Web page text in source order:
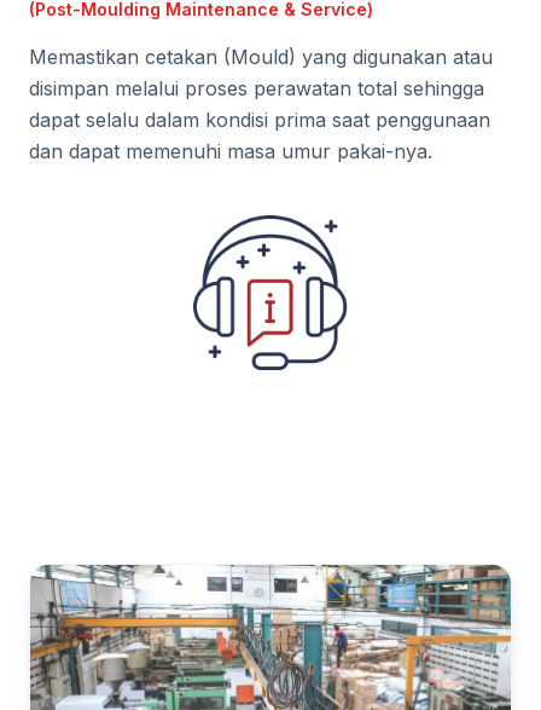
(Post-Moulding Maintenance & Service)
Memastikan cetakan (Mould) yang digunakan atau
disimpan melalui proses perawatan total sehingga
dapat selalu dalam kondisi prima saat penggunaan
dan dapat memenuhi masa umur pakai-nya.